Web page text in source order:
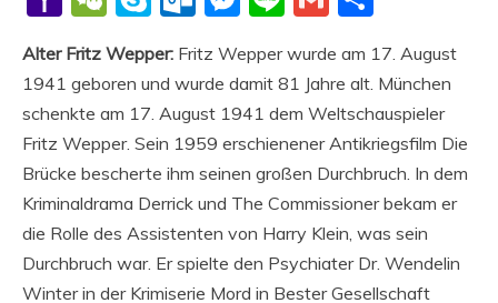
Mail
Alter Fritz Wepper: Fritz Wepper wurde am 17. August
1941 geboren und wurde damit 81 Jahre alt. München
schenkte am 17. August 1941 dem Weltschauspieler
Fritz Wepper. Sein 1959 erschienener Antikriegsfilm Die
Brücke bescherte ihm seinen großen Durchbruch. In dem
Kriminaldrama Derrick und The Commissioner bekam er
die Rolle des Assistenten von Harry Klein, was sein
Durchbruch war. Er spielte den Psychiater Dr. Wendelin
Winter in der Krimiserie Mord in Bester Gesellschaft